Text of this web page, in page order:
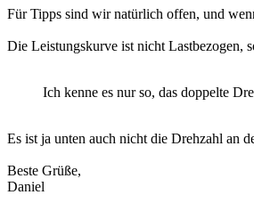
Für Tipps sind wir natürlich offen, und
Die Leistungskurve ist nicht Lastbezogen,
Ich kenne es nur so, das doppelte
Es ist ja unten auch nicht die Drehzahl an
Beste Grüße,
Daniel